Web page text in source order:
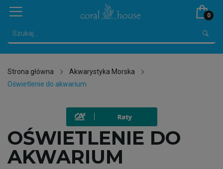
0
Strona główna
Akwarystyka Morska
Oświetlenie do akwarium
OŚWIETLENIE DO
AKWARIUM